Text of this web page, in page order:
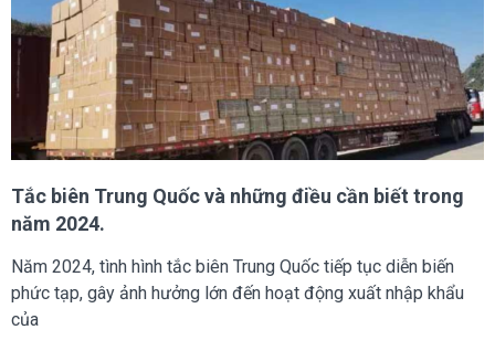
Tắc biên Trung Quốc và những điều cần biết trong
năm 2024.
Năm 2024, tình hình tắc biên Trung Quốc tiếp tục diễn biến
phức tạp, gây ảnh hưởng lớn đến hoạt động xuất nhập khẩu
của